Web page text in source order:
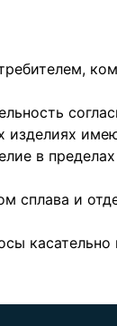
в
сплава и